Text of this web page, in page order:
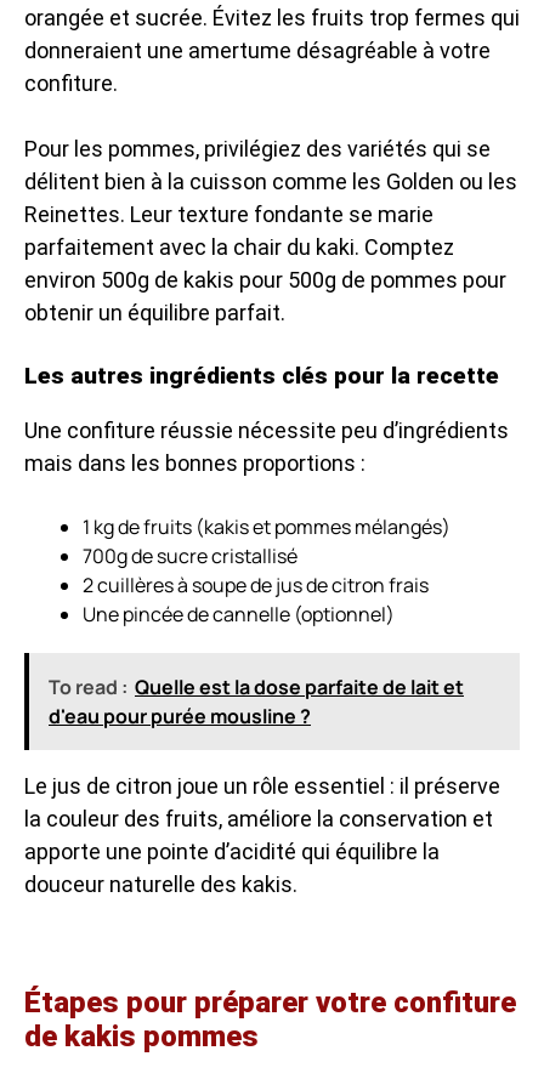
orangée et sucrée. Évitez les fruits trop fermes qui
donneraient une amertume désagréable à votre
confiture.
Pour les pommes, privilégiez des variétés qui se
délitent bien à la cuisson comme les Golden ou les
Reinettes. Leur texture fondante se marie
parfaitement avec la chair du kaki. Comptez
environ 500g de kakis pour 500g de pommes pour
obtenir un équilibre parfait.
Les autres ingrédients clés pour la recette
Une confiture réussie nécessite peu d’ingrédients
mais dans les bonnes proportions :
1 kg de fruits (kakis et pommes mélangés)
700g de sucre cristallisé
2 cuillères à soupe de jus de citron frais
Une pincée de cannelle (optionnel)
To read : Quelle est la dose parfaite de lait et
d'eau pour purée mousline ?
Le jus de citron joue un rôle essentiel : il préserve
la couleur des fruits, améliore la conservation et
apporte une pointe d’acidité qui équilibre la
douceur naturelle des kakis.
Étapes pour préparer votre confiture
de kakis pommes